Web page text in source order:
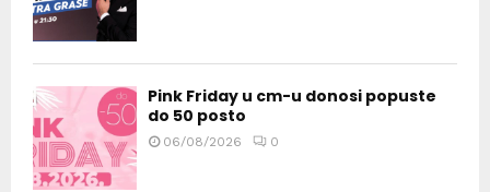
Pink Friday u cm-u donosi popuste
do 50 posto
06/08/2026 0